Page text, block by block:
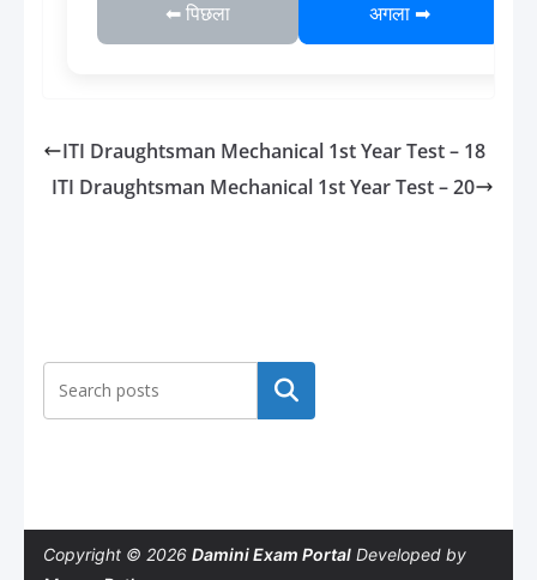
⬅ पिछला अगला ➡
ITI Draughtsman Mechanical 1st Year Test – 18
ITI Draughtsman Mechanical 1st Year Test – 20
Search
Copyright © 2026 Damini Exam Portal Developed by